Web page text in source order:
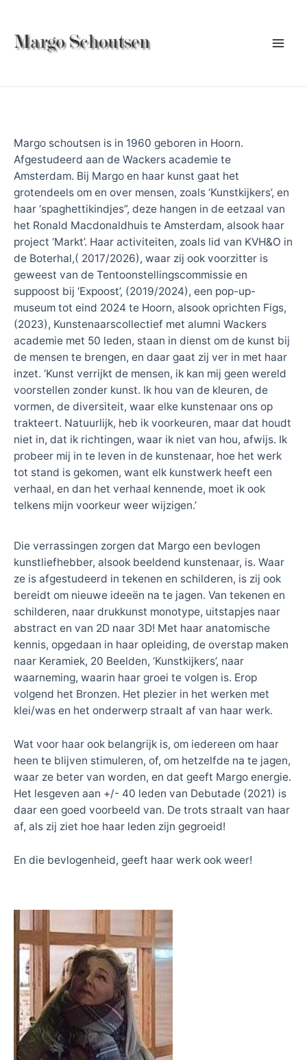
Margo schoutsen is in 1960 geboren in Hoorn.
Afgestudeerd aan de Wackers academie te
Amsterdam. Bij Margo en haar kunst gaat het
grotendeels om en over mensen, zoals ‘Kunstkijkers’, en
haar ‘spaghettikindjes”, deze hangen in de eetzaal van
het Ronald Macdonaldhuis te Amsterdam, alsook haar
project ‘Markt’. Haar activiteiten, zoals lid van KVH&O in
de Boterhal,( 2017/2026), waar zij ook voorzitter is
geweest van de Tentoonstellingscommissie en
suppoost bij ‘Expoost’, (2019/2024), een pop-up-
museum tot eind 2024 te Hoorn, alsook oprichten Figs,
(2023), Kunstenaarscollectief met alumni Wackers
academie met 50 leden, staan in dienst om de kunst bij
de mensen te brengen, en daar gaat zij ver in met haar
inzet. ‘Kunst verrijkt de mensen, ik kan mij geen wereld
voorstellen zonder kunst. Ik hou van de kleuren, de
vormen, de diversiteit, waar elke kunstenaar ons op
trakteert. Natuurlijk, heb ik voorkeuren, maar dat houdt
niet in, dat ik richtingen, waar ik niet van hou, afwijs. Ik
probeer mij in te leven in de kunstenaar, hoe het werk
tot stand is gekomen, want elk kunstwerk heeft een
verhaal, en dan het verhaal kennende, moet ik ook
telkens mijn voorkeur weer wijzigen.’
Die verrassingen zorgen dat Margo een bevlogen
kunstliefhebber, alsook beeldend kunstenaar, is. Waar
ze is afgestudeerd in tekenen en schilderen, is zij ook
bereidt om nieuwe ideeën na te jagen. Van tekenen en
schilderen, naar drukkunst monotype, uitstapjes naar
abstract en van 2D naar 3D! Met haar anatomische
kennis, opgedaan in haar opleiding, de overstap maken
naar Keramiek, 20 Beelden, ‘Kunstkijkers’, naar
waarneming, waarin haar groei te volgen is. Erop
volgend het Bronzen. Het plezier in het werken met
klei/was en het onderwerp straalt af van haar werk.
Wat voor haar ook belangrijk is, om iedereen om haar
heen te blijven stimuleren, of, om hetzelfde na te jagen,
waar ze beter van worden, en dat geeft Margo energie.
Het lesgeven aan +/- 40 leden van Debutade (2021) is
daar een goed voorbeeld van. De trots straalt van haar
af, als zij ziet hoe haar leden zijn gegroeid!
En die bevlogenheid, geeft haar werk ook weer!